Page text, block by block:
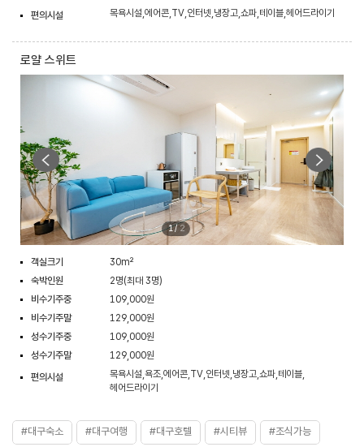
편의시설
목욕시설,에어콘,TV,인터넷,냉장고,쇼파,테이블,헤어드라이기
로얄 스위트
1/ 2
객실크기
30m²
숙박인원
2명(최대 3명)
비수기주중
109,000원
비수기주말
129,000원
성수기주중
109,000원
성수기주말
129,000원
편의시설
목욕시설,욕조,에어콘,TV,인터넷,냉장고,쇼파,테이블,
헤어드라이기
#대구숙소 #대구여행 #대구호텔 #시티뷰 #조식가능